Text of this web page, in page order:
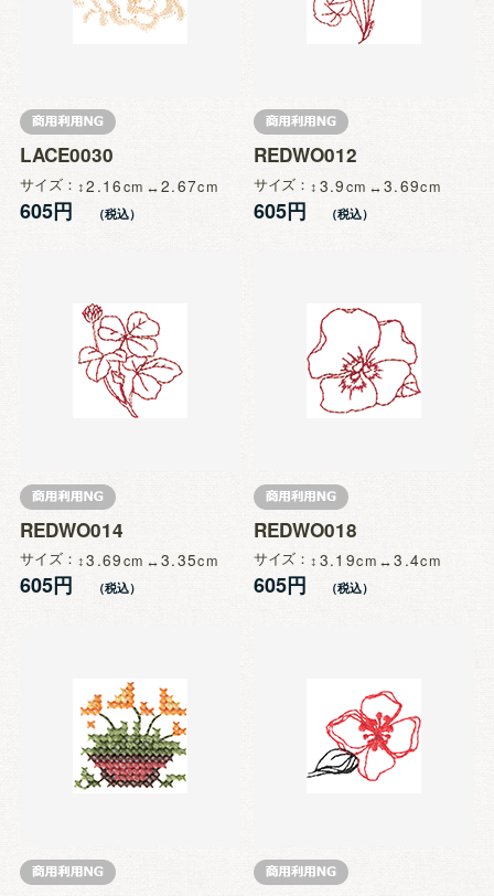
LACE0030
サイズ 2.16 2.67
605円
REDWO012
サイズ 3.9 3.69
605円
REDWO014
サイズ 3.69 3.35
605円
REDWO018
サイズ 3.19 3.4
605円